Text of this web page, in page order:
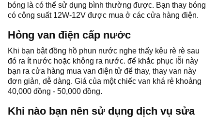
bóng là có thể sử dụng bình thường được. Bạn thay bóng
có công suất 12W-12V được mua ở các cửa hàng điện.
Hỏng van điện cấp nước
Khi bạn bật đồng hồ phun nước nghe thấy kêu rè rè sau
đó ra ít nước hoặc không ra nước. để khắc phục lỗi này
bạn ra cửa hàng mua van điện tử để thay, thay van này
đơn giản, dễ dàng. Giá của một chiếc van khá rẻ khoảng
40,000 đồng - 50,000 đồng.
Khi nào bạn nên sử dụng dịch vụ sửa